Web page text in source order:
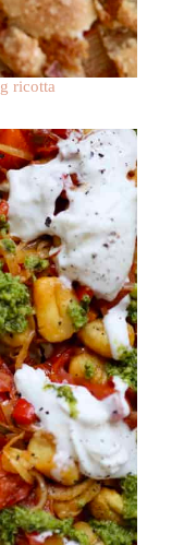
ricotta